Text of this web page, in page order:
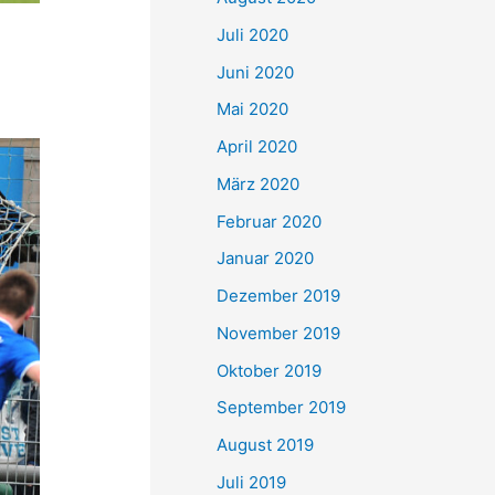
Juli 2020
Juni 2020
Mai 2020
April 2020
März 2020
Februar 2020
Januar 2020
Dezember 2019
November 2019
Oktober 2019
September 2019
August 2019
Juli 2019